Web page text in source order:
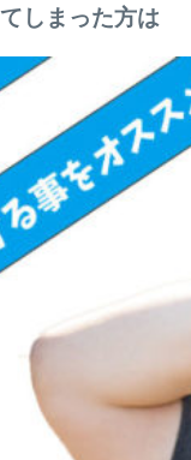
しまった方は